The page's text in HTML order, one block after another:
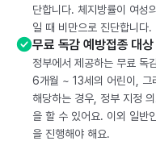
단합니다. 체지방률이 여
일 때 비만으로 진단합니다.
무료 독감 예방접종 대상
정부에서 제공하는 무료 독
6개월 ~ 13세의 어린이, 그
해당하는 경우, 정부 지정
을 할 수 있어요. 이외 일반
을 진행해야 해요.